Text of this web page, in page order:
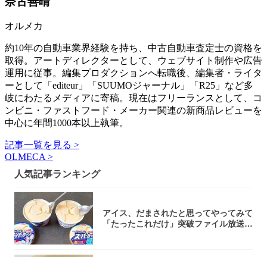
オルメカ
約10年の自動車業界経験を持ち、中古自動車査定士の資格を
取得。アートディレクターとして、ウェブサイト制作や広告
運用に従事。編集プロダクションへ転職後、編集者・ライタ
ーとして「editeur」「SUUMOジャーナル」「R25」など多
岐にわたるメディアに寄稿。現在はフリーランスとして、コ
ンビニ・ファストフード・メーカー関連の新商品レビューを
中心に年間1000本以上執筆。
記事一覧を見る >
OLMECA >
人気記事ランキング
アイス、だまされたと思ってやってみて
「たったこれだけ」突破ファイル放送で